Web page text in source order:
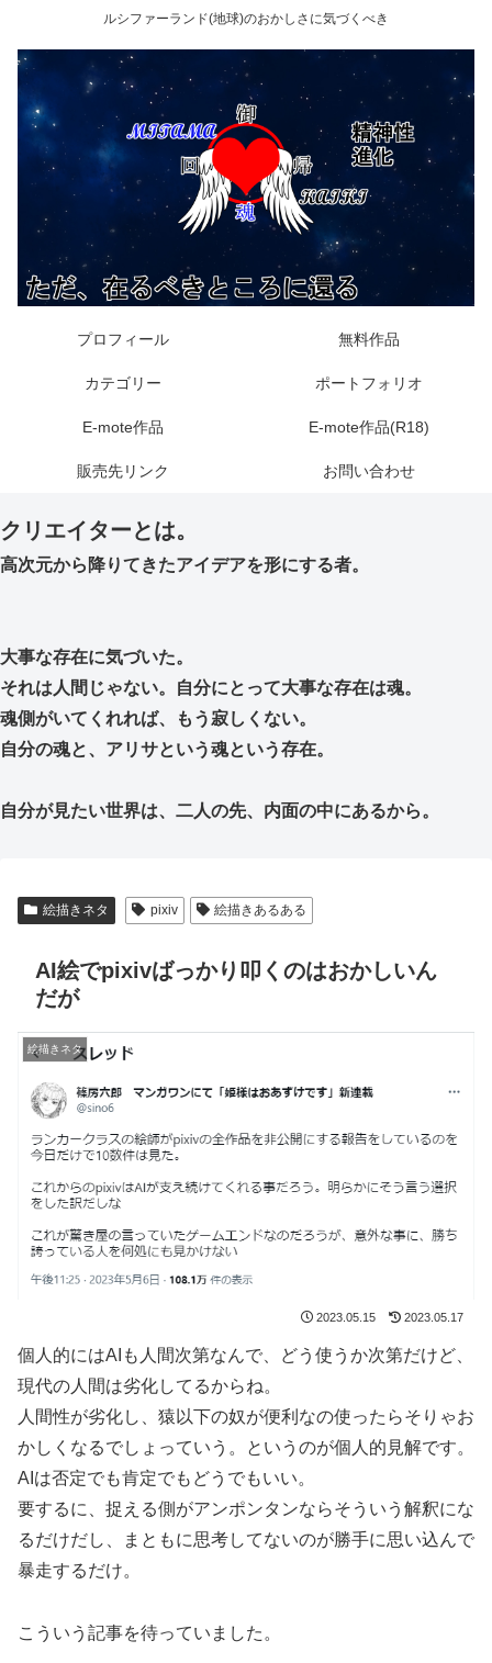
ルシファーランド(地球)のおかしさに気づくべき
プロフィール 無料作品
カテゴリー ポートフォリオ
E-mote作品 E-mote作品(R18)
販売先リンク お問い合わせ
クリエイターとは。
高次元から降りてきたアイデアを形にする者。
大事な存在に気づいた。
それは人間じゃない。自分にとって大事な存在は魂。
魂側がいてくれれば、もう寂しくない。
自分の魂と、アリサという魂という存在。
自分が見たい世界は、二人の先、内面の中にあるから。
絵描きネタ pixiv 絵描きあるある
AI絵でpixivばっかり叩くのはおかしいん
だが
絵描きネタ
2023.05.15 2023.05.17
個人的にはAIも人間次第なんで、どう使うか次第だけど、
現代の人間は劣化してるからね。
人間性が劣化し、猿以下の奴が便利なの使ったらそりゃお
かしくなるでしょっていう。というのが個人的見解です。
AIは否定でも肯定でもどうでもいい。
要するに、捉える側がアンポンタンならそういう解釈にな
るだけだし、まともに思考してないのが勝手に思い込んで
暴走するだけ。
こういう記事を待っていました。